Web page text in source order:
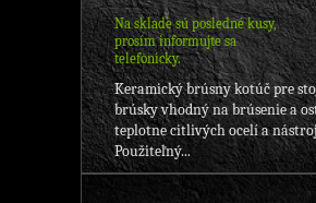
Na sklade sú posledné kusy,
prosím informujte sa
telefonicky.
Keramický brúsny kotúč pre
brúsky vhodný na brúsenie a
teplotne citlivých ocelí a
Použiteľný...